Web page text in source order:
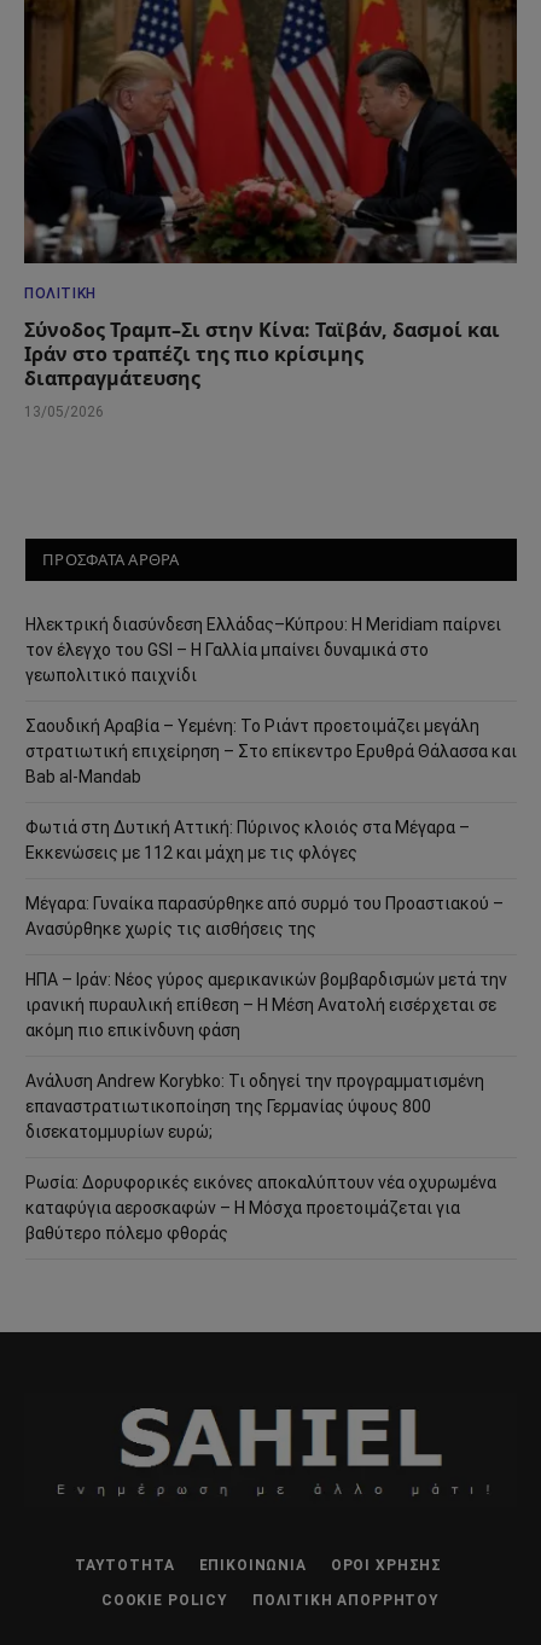
ΠΟΛΙΤΙΚΉ
Σύνοδος Τραμπ–Σι στην Κίνα: Ταϊβάν, δασμοί και
Ιράν στο τραπέζι της πιο κρίσιμης
διαπραγμάτευσης
13/05/2026
ΠΡΟΣΦΑΤΑ ΑΡΘΡΑ
Ηλεκτρική διασύνδεση Ελλάδας–Κύπρου: Η Meridiam παίρνει
τον έλεγχο του GSI – Η Γαλλία μπαίνει δυναμικά στο
γεωπολιτικό παιχνίδι
Σαουδική Αραβία – Υεμένη: Το Ριάντ προετοιμάζει μεγάλη
στρατιωτική επιχείρηση – Στο επίκεντρο Ερυθρά Θάλασσα και
Bab al-Mandab
Φωτιά στη Δυτική Αττική: Πύρινος κλοιός στα Μέγαρα –
Εκκενώσεις με 112 και μάχη με τις φλόγες
Μέγαρα: Γυναίκα παρασύρθηκε από συρμό του Προαστιακού –
Ανασύρθηκε χωρίς τις αισθήσεις της
ΗΠΑ – Ιράν: Νέος γύρος αμερικανικών βομβαρδισμών μετά την
ιρανική πυραυλική επίθεση – Η Μέση Ανατολή εισέρχεται σε
ακόμη πιο επικίνδυνη φάση
Ανάλυση Andrew Korybko: Τι οδηγεί την προγραμματισμένη
επαναστρατιωτικοποίηση της Γερμανίας ύψους 800
δισεκατομμυρίων ευρώ;
Ρωσία: Δορυφορικές εικόνες αποκαλύπτουν νέα οχυρωμένα
καταφύγια αεροσκαφών – Η Μόσχα προετοιμάζεται για
βαθύτερο πόλεμο φθοράς
ΤΑΥΤΌΤΗΤΑ ΕΠΙΚΟΙΝΩΝΊΑ ΌΡΟΙ ΧΡΉΣΗΣ
COOKIE POLICY ΠΟΛΙΤΙΚΉ ΑΠΟΡΡΉΤΟΥ